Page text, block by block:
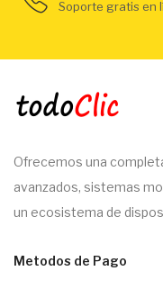
Soporte gratis en
Ofrecemos una
avanzados, sistemas
un ecosistema de
Metodos de Pago